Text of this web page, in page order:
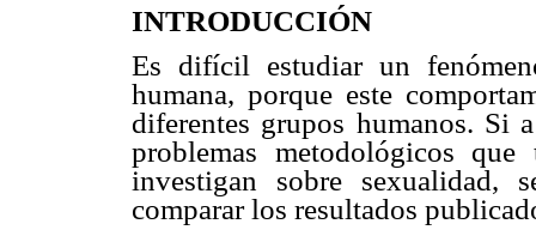
INTRODUCCIÓN
Es difícil estudiar un
humana, porque este
diferentes grupos humanos. Si
problemas metodológicos
investigan sobre
comparar los resultados